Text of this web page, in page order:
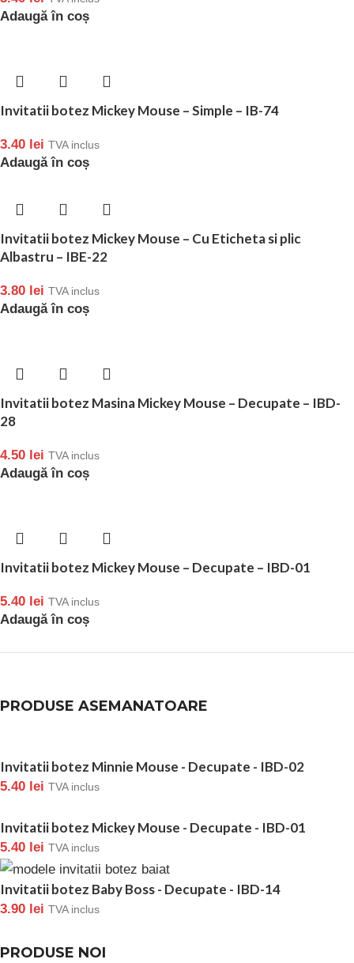
Adaugă în coș
Invitatii botez Mickey Mouse – Simple – IB-74
3.40 lei TVA inclus
Adaugă în coș
Invitatii botez Mickey Mouse – Cu Eticheta si plic
Albastru – IBE-22
3.80 lei TVA inclus
Adaugă în coș
Invitatii botez Masina Mickey Mouse – Decupate – IBD-
28
4.50 lei TVA inclus
Adaugă în coș
Invitatii botez Mickey Mouse – Decupate – IBD-01
5.40 lei TVA inclus
Adaugă în coș
PRODUSE ASEMANATOARE
Invitatii botez Minnie Mouse - Decupate - IBD-02
5.40 lei TVA inclus
Invitatii botez Mickey Mouse - Decupate - IBD-01
5.40 lei TVA inclus
Invitatii botez Baby Boss - Decupate - IBD-14
3.90 lei TVA inclus
PRODUSE NOI